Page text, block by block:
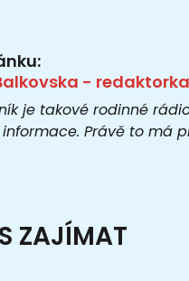
- redaktorka
je takové rodinné
Právě to má
ZAJÍMAT